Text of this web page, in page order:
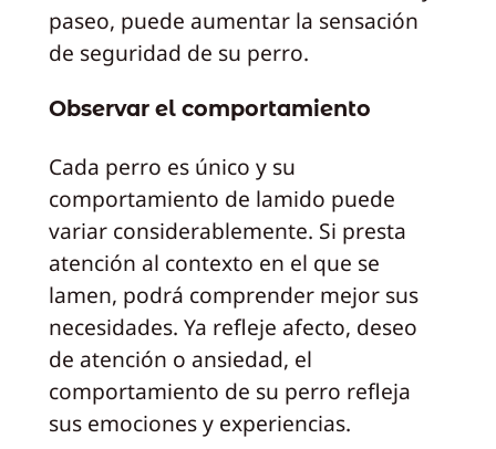
paseo, puede aumentar la sensación
de seguridad de su perro.
Observar el comportamiento
Cada perro es único y su
comportamiento de lamido puede
variar considerablemente. Si presta
atención al contexto en el que se
lamen, podrá comprender mejor sus
necesidades. Ya refleje afecto, deseo
de atención o ansiedad, el
comportamiento de su perro refleja
sus emociones y experiencias.